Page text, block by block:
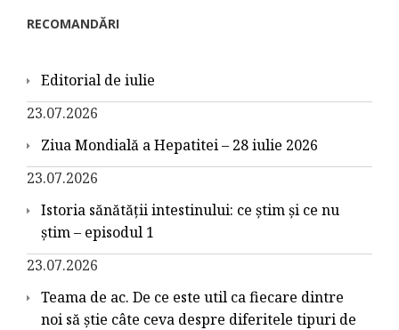
RECOMANDĂRI
Editorial de iulie
23.07.2026
Ziua Mondială a Hepatitei – 28 iulie 2026
23.07.2026
Istoria sănătății intestinului: ce știm și ce nu
știm – episodul 1
23.07.2026
Teama de ac. De ce este util ca fiecare dintre
noi să știe câte ceva despre diferitele tipuri de